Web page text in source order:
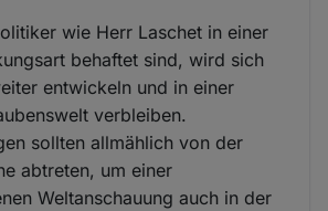
wie Herr Laschet in einer
behaftet sind, wird sich
entwickeln und in einer
verbleiben.
sollten allmählich von der
abtreten, um einer
Weltanschauung auch in der